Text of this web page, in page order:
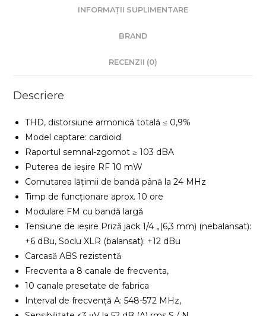
INFORMAȚII SUPLIMENTARE
BRAND
RECENZII (0)
Descriere
THD, distorsiune armonică totală ≤ 0,9%
Model captare: cardioid
Raportul semnal-zgomot ≥ 103 dBA
Puterea de ieșire RF 10 mW
Comutarea lățimii de bandă până la 24 MHz
Timp de funcționare aprox. 10 ore
Modulare FM cu bandă largă
Tensiune de ieșire Priză jack 1/4 „(6,3 mm) (nebalansat):
+6 dBu, Soclu XLR (balansat): +12 dBu
Carcasă ABS rezistentă
Frecventa a 8 canale de frecventa,
10 canale presetate de fabrica
Interval de frecvență A: 548-572 MHz,